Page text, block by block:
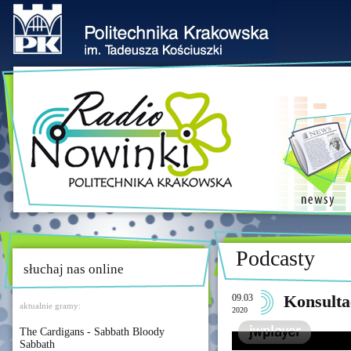
słuchaj nas online
aktualnie gramy:
The Cardigans - Sabbath Bloody
Sabbath
Podcasty
09.03
2020